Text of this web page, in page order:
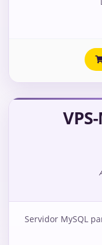
Servidor MySQL